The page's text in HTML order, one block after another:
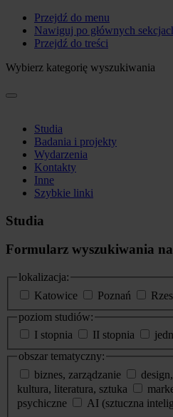
Przejdź do menu
Nawiguj po głównych
Przejdź do treści
Wybierz kategorię wyszukiwania
Studia
Badania i projekty
Wydarzenia
Kontakty
Inne
Szybkie linki
Studia
Formularz wyszukiwania
lokalizacja:
Katowice
Poznań
poziom studiów:
I stopnia
II stopnia
obszar tematyczny:
biznes, zarządzanie
kultura, literatura, sztuka
psychiczne
AI (sztuczna